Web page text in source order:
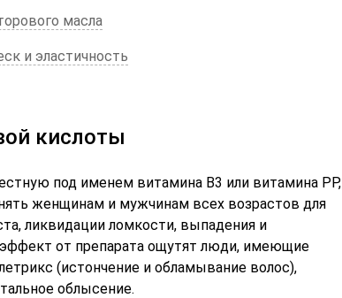
масла
и эластичность
кислоты
под именем витамина В3 или витамина РР,
женщинам и мужчинам всех возрастов для
ликвидации ломкости, выпадения и
от препарата ощутят люди, имеющие
(истончение и обламывание волос),
облысение.